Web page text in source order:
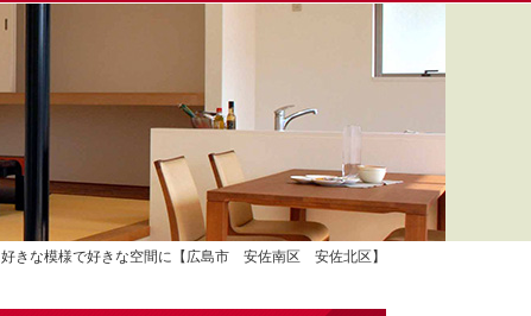
好きな模様で好きな空間に【広島市 安佐南区 安佐北区】